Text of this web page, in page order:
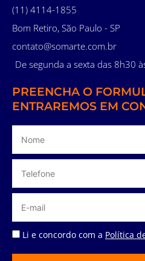
(11) 4114-1855
Bom Retiro, São Paulo - SP
contato@somarte.com.br
De segunda a sexta das 8h30
PREENCHA O
ENTRAREMOS EM
Li e concordo com a Política